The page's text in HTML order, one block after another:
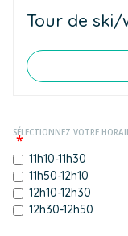
Tour de ski/
SÉLECTIONNEZ VOTRE
*
11h10-11h30
11h50-12h10
12h10-12h30
12h30-12h50